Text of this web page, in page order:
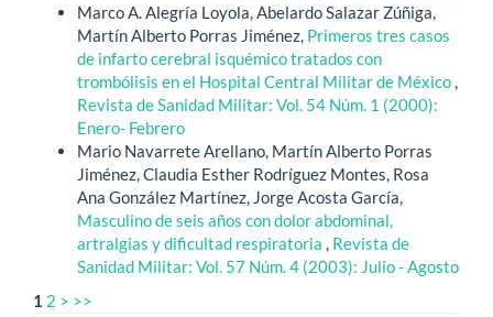
Marco A. Alegría Loyola, Abelardo Salazar Zúñiga,
Martín Alberto Porras Jiménez, Primeros tres casos
de infarto cerebral isquémico tratados con
trombólisis en el Hospital Central Militar de México
Revista de Sanidad Militar: Vol. 54 Núm. 1 (2000):
Enero- Febrero
Mario Navarrete Arellano, Martín Alberto Porras
Jiménez, Claudia Esther Rodríguez Montes, Rosa
Ana González Martínez, Jorge Acosta García,
Masculino de seis años con dolor abdominal,
artralgias y dificultad respiratoria
Revista de
Sanidad Militar: Vol. 57 Núm. 4 (2003): Julio - Agosto
1 2 > >>